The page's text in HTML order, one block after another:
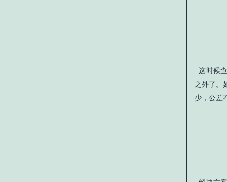
这时候
之外了。
少，公差